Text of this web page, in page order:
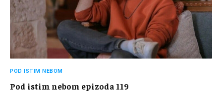
POD ISTIM NEBOM
Pod istim nebom epizoda 119